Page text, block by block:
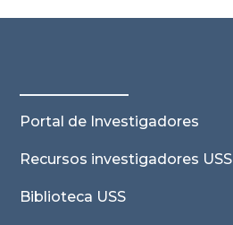
Portal de Investigadores
Recursos investigadores USS
Biblioteca USS